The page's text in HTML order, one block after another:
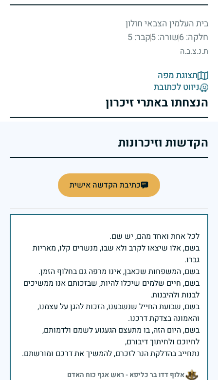
בית העלמין הצבאי חולון
חלקה: 6
שורה: 5 קבר: 5
ת.נ.צ.ב.ה
תצוגת מפה
ניווט לכתובת
הנצחתו באתרי זיכרון
הקדשות וזיכרונות
כתיבת הקדשה אישית
בשם, אלו שיצאו לקרב ולא שבו, מנשרים קלו, מאריות
בשם, חיים שלמים שיכלו להיות, שבזכותם אנו ממשיכים
בשם, שבועת החייל שנשבענו, הזכות להגן על עצמנו,
בשם, היום הזה, בו מתעצם הגעגוע לשמם ולדמותם,
נתחייב בהדלקת הנר לזכרם, להמשיך את דרכם ומורשתם.
אלוף דדו בר כליפא - ראש אגף כוח האדם